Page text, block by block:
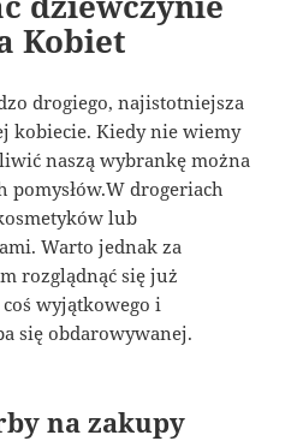
Kobiet
drogiego, najistotniejsza
kobiecie. Kiedy nie wiemy
naszą wybrankę można
pomysłów.W drogeriach
lub
Warto jednak za
rozglądnąć się już
wyjątkowego i
się obdarowywanej.
na zakupy